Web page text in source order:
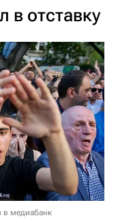
в отставку
в медиабанк